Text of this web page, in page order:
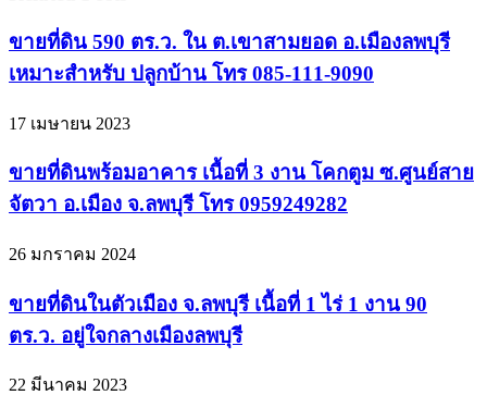
ขายที่ดิน 590 ตร.ว. ใน ต.เขาสามยอด อ.เมืองลพบุรี
เหมาะสำหรับ ปลูกบ้าน โทร 085-111-9090
17 เมษายน 2023
ขายที่ดินพร้อมอาคาร เนื้อที่ 3 งาน โคกตูม ซ.ศูนย์สาย
จัตวา อ.เมือง จ.ลพบุรี โทร 0959249282
26 มกราคม 2024
ขายที่ดินในตัวเมือง จ.ลพบุรี เนื้อที่ 1 ไร่ 1 งาน 90
ตร.ว. อยู่ใจกลางเมืองลพบุรี
22 มีนาคม 2023